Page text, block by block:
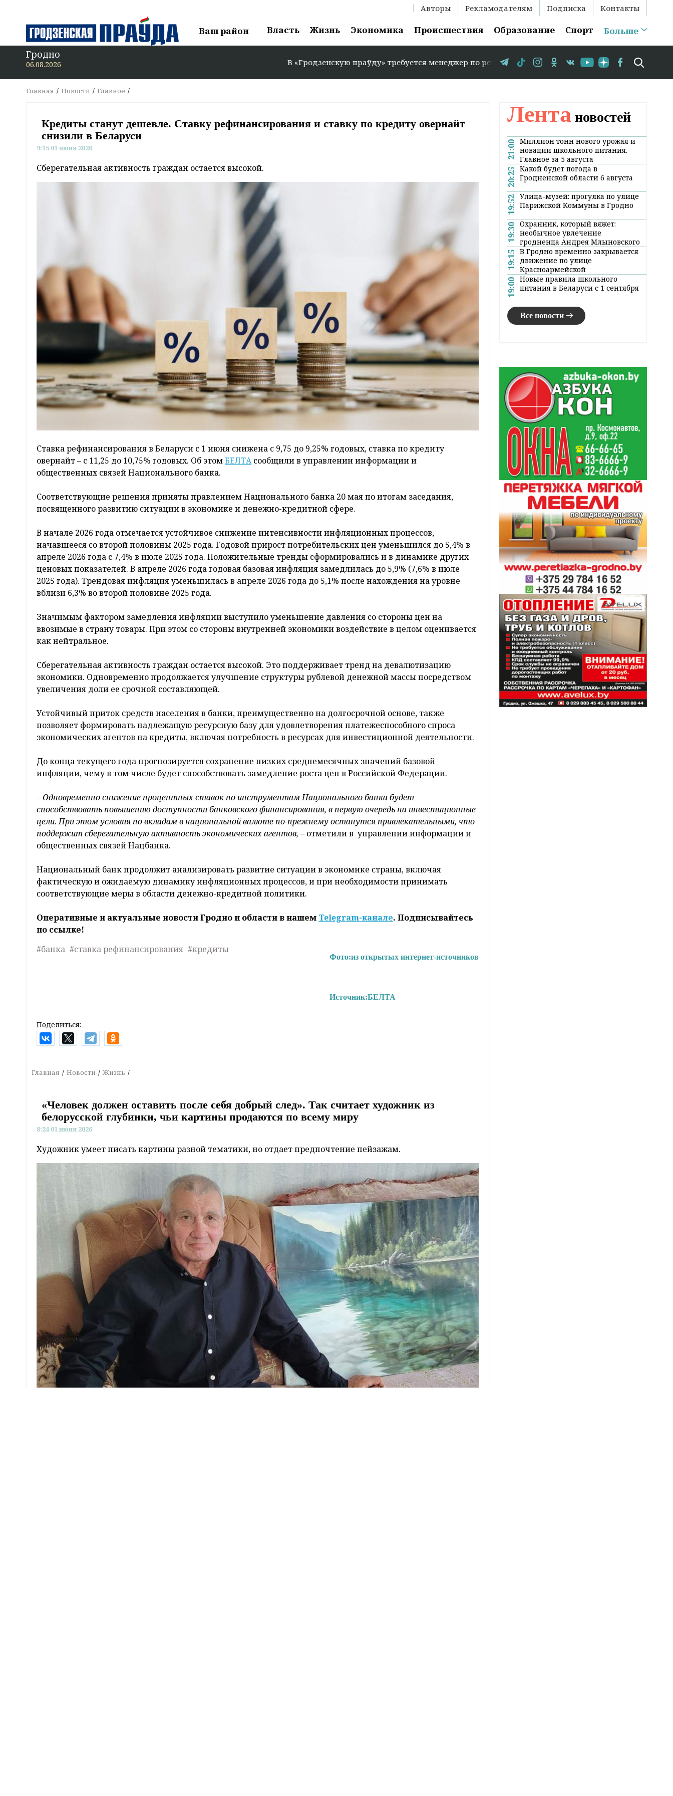
Авторы Рекламодателям Подписка Контакты
Ваш район Власть Жизнь Экономика Происшествия Образование Спорт Больше
Гродно
06.08.2026 В «Гродзенскую праўду» требуется менеджер по рекламе: +375 29 583-35-86 // 15 августа в Свислочи
Главная Новости Главное
Кредиты станут дешевле. Ставку рефинансирования и ставку по кредиту овернайт
снизили в Беларуси
9:15 01 июня 2026
Сберегательная активность граждан остается высокой.
Ставка рефинансирования в Беларуси с 1 июня снижена с 9,75 до 9,25% годовых, ставка по кредиту
овернайт – с 11,25 до 10,75% годовых. Об этомБЕЛТАсообщили в управлении информации и
общественных связей Национального банка.
Соответствующие решения приняты правлением Национального банка 20 мая по итогам заседания,
посвященного развитию ситуации в экономике и денежно-кредитной сфере.
В начале 2026 года отмечается устойчивое снижение интенсивности инфляционных процессов,
начавшееся со второй половины 2025 года. Годовой прирост потребительских цен уменьшился до 5,4% в
апреле 2026 года с 7,4% в июле 2025 года. Положительные тренды сформировались и в динамике других
ценовых показателей. В апреле 2026 года годовая базовая инфляция замедлилась до 5,9% (7,6% в июле
2025 года). Трендовая инфляция уменьшилась в апреле 2026 года до 5,1% после нахождения на уровне
вблизи 6,3% во второй половине 2025 года.
Значимым фактором замедления инфляции выступило уменьшение давления со стороны цен на
ввозимые в страну товары. При этом со стороны внутренней экономики воздействие в целом оценивается
как нейтральное.
Сберегательная активность граждан остается высокой. Это поддерживает тренд на девалютизацию
экономики. Одновременно продолжается улучшение структуры рублевой денежной массы посредством
увеличения доли ее срочной составляющей.
Устойчивый приток средств населения в банки, преимущественно на долгосрочной основе, также
позволяет формировать надлежащую ресурсную базу для удовлетворения платежеспособного спроса
экономических агентов на кредиты, включая потребность в ресурсах для инвестиционной деятельности.
До конца текущего года прогнозируется сохранение низких среднемесячных значений базовой
инфляции, чему в том числе будет способствовать замедление роста цен в Российской Федерации.
– Одновременно снижение процентных ставок по инструментам Национального банка будет
способствовать повышению доступности банковского финансирования, в первую очередь на инвестиционные
цели. При этом условия по вкладам в национальной валюте по-прежнему останутся привлекательными, что
поддержит сберегательную активность экономических агентов, – отметили в управлении информации и
общественных связей Нацбанка.
Национальный банк продолжит анализировать развитие ситуации в экономике страны, включая
фактическую и ожидаемую динамику инфляционных процессов, и при необходимости принимать
соответствующие меры в области денежно-кредитной политики.
Оперативные и актуальные новости Гродно и области в нашем Telegram-канале. Подписывайтесь
по ссылке!
#банка #ставка рефинансирования #кредиты
Фото:из открытых интернет-источников
Источник:БЕЛТА
Поделиться:
Главная Новости Жизнь
«Человек должен оставить после себя добрый след». Так считает художник из
белорусской глубинки, чьи картины продаются по всему миру
8:24 01 июня 2026
Художник умеет писать картины разной тематики, но отдает предпочтение пейзажам.
Лента новостей
21:00 Миллион тонн нового урожая и
новации школьного питания.
Главное за 5 августа
20:25 Какой будет погода в
Гродненской области 6 августа
19:52 Улица-музей: прогулка по улице
Парижской Коммуны в Гродно
19:30 Охранник, который вяжет:
необычное увлечение
гродненца Андрея Млыновского
19:15 В Гродно временно закрывается
движение по улице
Красноармейской
19:00 Новые правила школьного
питания в Беларуси с 1 сентября
Все новости